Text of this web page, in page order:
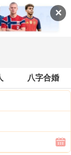
✕
八字合婚